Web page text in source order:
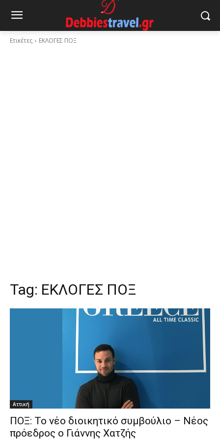
Ετικέτες ΕΚΛΟΓΕΣ ΠΟΞ
Tag: ΕΚΛΟΓΕΣ ΠΟΞ
Αττική
ΠΟΞ: Το νέο διοικητικό συμβούλιο – Νέος
πρόεδρος ο Γιάννης Χατζής